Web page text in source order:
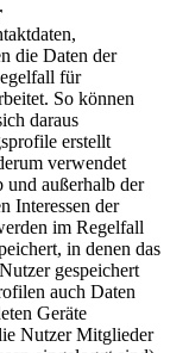
die Daten der
für
So können
daraus
erstellt
verwendet
und außerhalb der
Interessen der
im Regelfall
in denen das
gespeichert
auch Daten
Geräte
Nutzer Mitglieder